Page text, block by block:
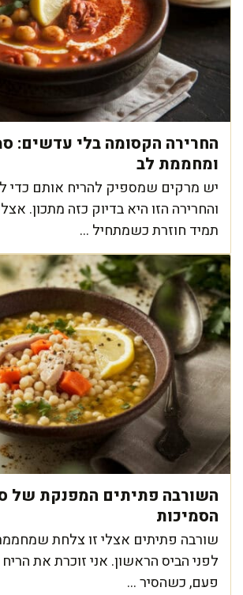
החרירה הקסומה בלי עדשים:
ומחממת לב
יש מרקים שמספיק להריח אותם כדי
והחרירה הזו היא בדיוק כזה מתכון.
תמיד חוזרת כשמתחיל ...
השורבה פתיתים המפנקת של
הסמיכות
שורבה פתיתים אצלי זו צלחת
לפני הביס הראשון. אני זוכרת את
פעם, כשהסיר ...